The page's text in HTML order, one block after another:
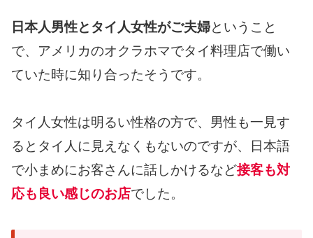
日本人男性とタイ人女性がご夫婦ということ
で、アメリカのオクラホマでタイ料理店で働い
ていた時に知り合ったそうです。
タイ人女性は明るい性格の方で、男性も一見す
るとタイ人に見えなくもないのですが、日本語
で小まめにお客さんに話しかけるなど接客も対
応も良い感じのお店でした。